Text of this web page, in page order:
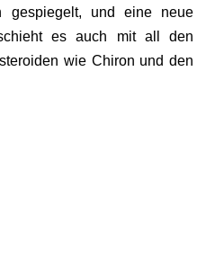
gespiegelt, und eine neue
es auch mit all den
wie Chiron und den